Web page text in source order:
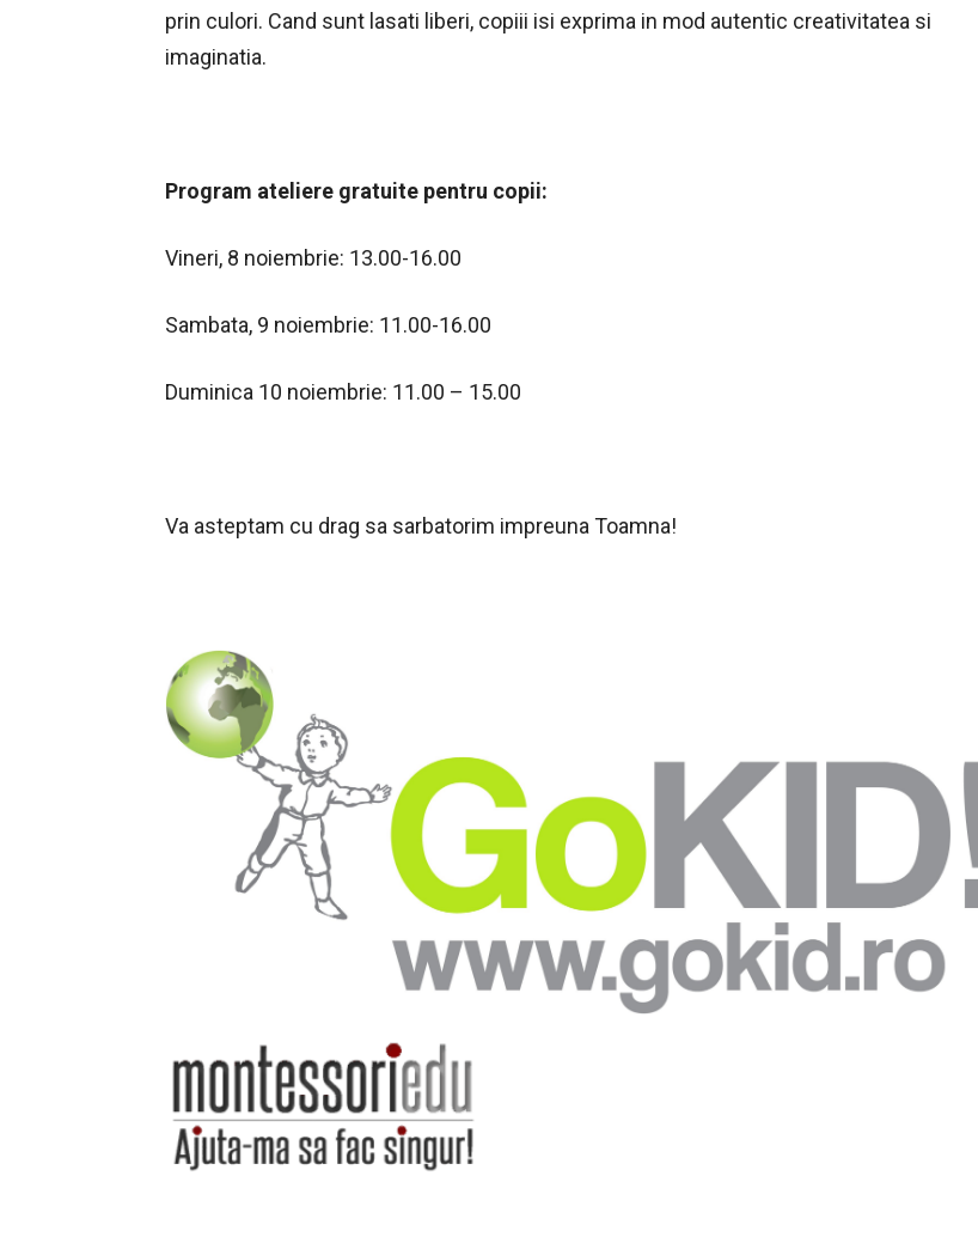
prin culori. Cand sunt lasati liberi, copiii isi exprima in mod autentic creativitatea si
imaginatia.
Program ateliere gratuite pentru copii:
Vineri, 8 noiembrie: 13.00-16.00
Sambata, 9 noiembrie: 11.00-16.00
Duminica 10 noiembrie: 11.00 – 15.00
Va asteptam cu drag sa sarbatorim impreuna Toamna!